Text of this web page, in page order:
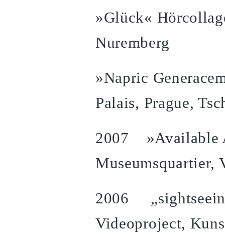
»Glück«
Nuremberg
»Napric
Palais, Prague,
2007 »Available
Museumsquartier,
2006
Videoproject,